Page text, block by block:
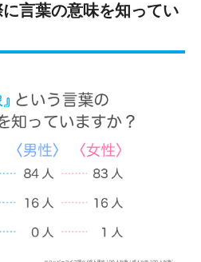
言葉の意味を知ってい